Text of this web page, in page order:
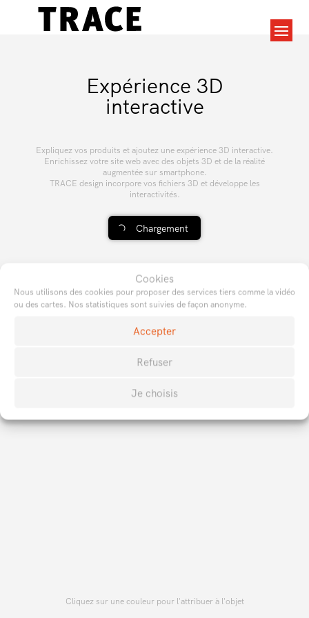
Cookies
Nous utilisons des cookies pour proposer des services tiers comme la vidéo
ou des cartes. Nos statistiques sont suivies de façon anonyme.
Accepter
Refuser
Je choisis
Expérience 3D
interactive
Expliquez vos produits et ajoutez une expérience 3D interactive.
Enrichissez votre site web avec des objets 3D et de la réalité
augmentée sur smartphone.
TRACE design incorpore vos fichiers 3D et développe les
interactivités.
Chargement
Cliquez sur une couleur pour l'attribuer à l'objet